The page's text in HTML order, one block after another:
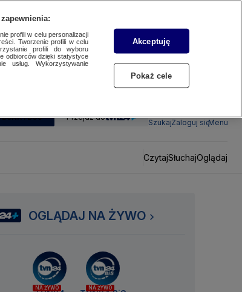
Przejdź do
SzukajZaloguj sięMenu
CzytajSłuchajOglądaj
OGLĄDAJ NA ŻYWO
NA ŻYWO NA ŻYWO
profili w celu personalizacji
Tworzenie profili w celu
profili do wyboru
odbiorców dzięki statystyce
usług. Wykorzystywanie
Akceptuję
Pokaż cele